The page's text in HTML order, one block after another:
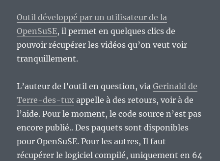
Outil développé par un utilisateur de la
OpenSuSE, il permet en quelques clics de
pouvoir récupérer les vidéos qu’on veut voir
tranquillement.
L’auteur de l’outil en question, viaGerinald de
Terre-des-tux appelle à des retours, voir à de
l’aide. Pour le moment, le code source n’est pas
encore publié.. Des paquets sont disponibles
pour OpenSuSE. Pour les autres, Il faut
récupérer le logiciel compilé, uniquement en 64